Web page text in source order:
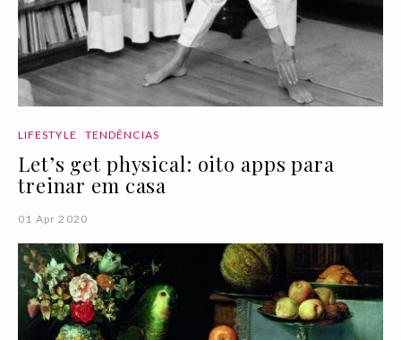
LIFESTYLE TENDÊNCIAS
Let’s get physical: oito apps para
treinar em casa
01 Apr 2020